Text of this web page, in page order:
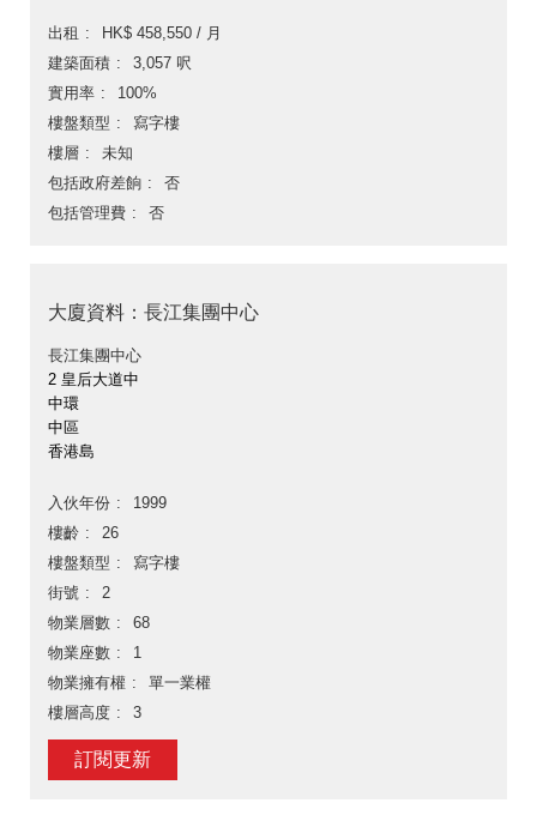
出租
HK$ 458,550 / 月
建築面積
3,057 呎
實用率
100%
樓盤類型
寫字樓
樓層
未知
包括政府差餉
否
包括管理費
否
大廈資料：長江集團中心
長江集團中心
2 皇后大道中
中環
中區
香港島
入伙年份
1999
樓齡
26
樓盤類型
寫字樓
街號
2
物業層數
68
物業座數
1
物業擁有權
單一業權
樓層高度
3
訂閱更新